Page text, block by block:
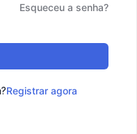
Esqueceu a senha?
Registrar agora